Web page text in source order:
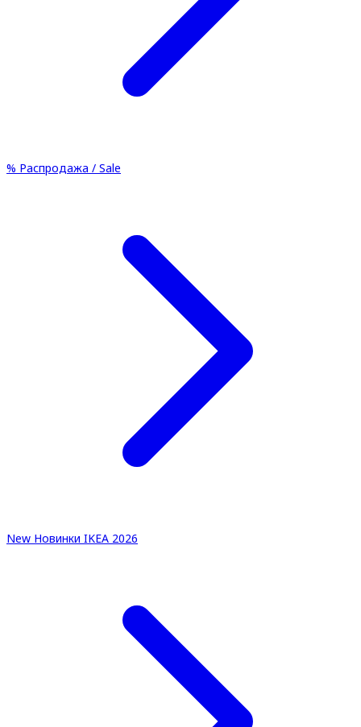
% Распродажа / Sale
New Новинки IKEA 2026